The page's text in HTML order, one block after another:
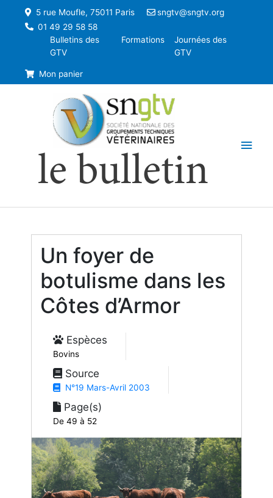
5 rue Moufle, 75011 Paris
sngtv@sngtv.org
01 49 29 58 58
Bulletins des
GTV
Formations
Journées des
GTV
Mon panier
le bulletin
Un foyer de
botulisme dans les
Côtes d’Armor
Espèces
Bovins
Source
N°19 Mars-Avril 2003
Page(s)
De 49 à 52